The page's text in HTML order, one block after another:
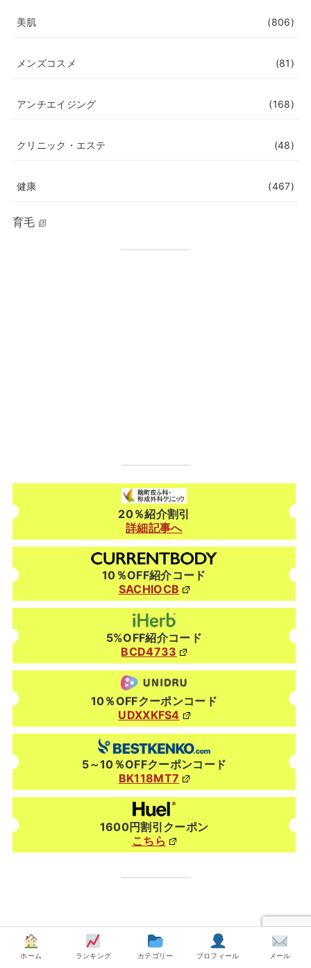
美肌 (806)
メンズコスメ (81)
アンチエイジング (168)
クリニック・エステ (48)
健康 (467)
育毛
20％紹介割引
詳細記事へ
10％OFF紹介コード
SACHIOCB
5%OFF紹介コード
BCD4733
10％OFFクーポンコード
UDXXKFS4
5～10％OFFクーポンコード
BK118MT7
1600円割引クーポン
こちら
ホーム ランキング カテゴリー プロフィール メール